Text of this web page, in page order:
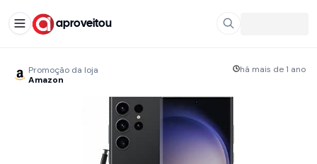
aproveitou
Promoção da loja
Amazon
há mais de 1 ano